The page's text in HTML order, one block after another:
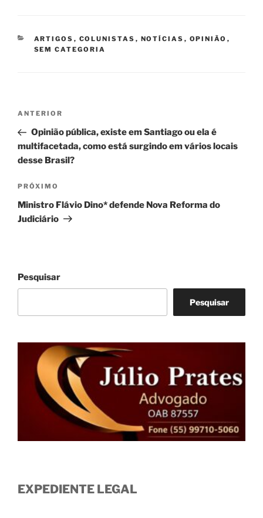
CATEGORIAS
ARTIGOS , COLUNISTAS , NOTÍCIAS , OPINIÃO ,
SEM CATEGORIA
Navegação
Post
Post
anterior
ANTERIOR
Opinião pública, existe em Santiago ou ela é
multifacetada, como está surgindo em vários locais
desse Brasil?
Próximo
post
PRÓXIMO
Ministro Flávio Dino* defende Nova Reforma do
Judiciário
Pesquisar
Pesquisar
EXPEDIENTE LEGAL